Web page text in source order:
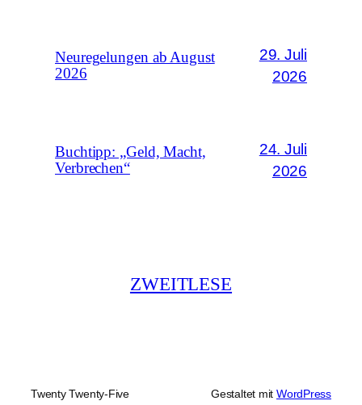
Neuregelungen ab August
2026
29. Juli
2026
Buchtipp: „Geld, Macht,
Verbrechen“
24. Juli
2026
ZWEITLESE
Twenty Twenty-Five Gestaltet mit WordPress